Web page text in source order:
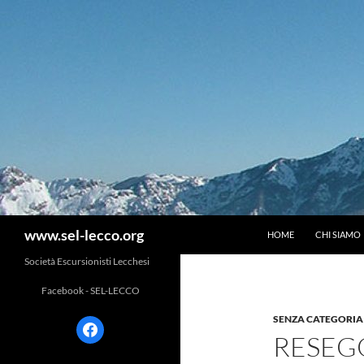
www.sel-lecco.org HOME CHI SIAMO
SENZA CATEGORIA
Società Escursionisti Lecchesi
Facebook - SEL-LECCO
facebook